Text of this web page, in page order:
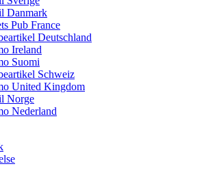
Danmark
Pub France
Deutschland
Ireland
Suomi
Schweiz
United Kingdom
Norge
Nederland